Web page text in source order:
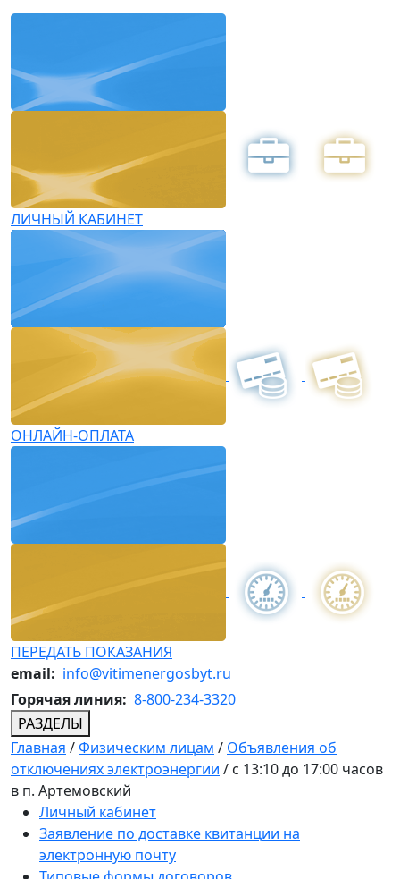
ЛИЧНЫЙ КАБИНЕТ
ОНЛАЙН-ОПЛАТА
ПЕРЕДАТЬ ПОКАЗАНИЯ
email: info@vitimenergosbyt.ru
Горячая линия: 8-800-234-3320
РАЗДЕЛЫ
Главная /Физическим лицам / Объявления об
отключениях электроэнергии / с 13:10 до 17:00 часов
в п. Артемовский
Личный кабинет
Заявление по доставке квитанции на
электронную почту